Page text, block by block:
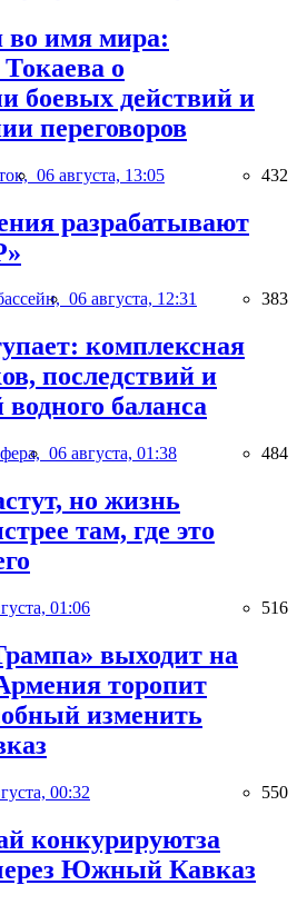
во имя мира:
о
боевых действий и
переговоров
06 августа, 13:05 432
разрабатывают
06 августа, 12:31 383
комплексная
последствий и
водного баланса
06 августа, 01:38 484
но жизнь
там, где это
01:06 516
выходит на
торопит
изменить
00:32 550
конкурируютза
Южный Кавказ